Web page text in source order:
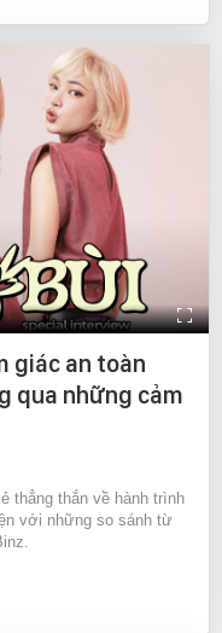
giác an toàn
qua những cảm
thẳng thắn về hành trình
với những so sánh từ